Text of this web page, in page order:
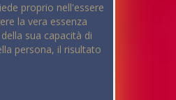
proprio nell'essere
la vera essenza
sua capacità di
persona, il risultato